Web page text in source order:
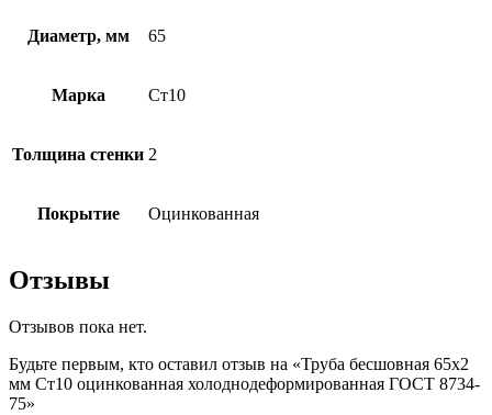
Диаметр, мм 65
Марка Ст10
Толщина стенки 2
Покрытие Оцинкованная
Отзывы
Отзывов пока нет.
Будьте первым, кто оставил отзыв на «Труба бесшовная 65х2
мм Ст10 оцинкованная холоднодеформированная ГОСТ 8734-
75»